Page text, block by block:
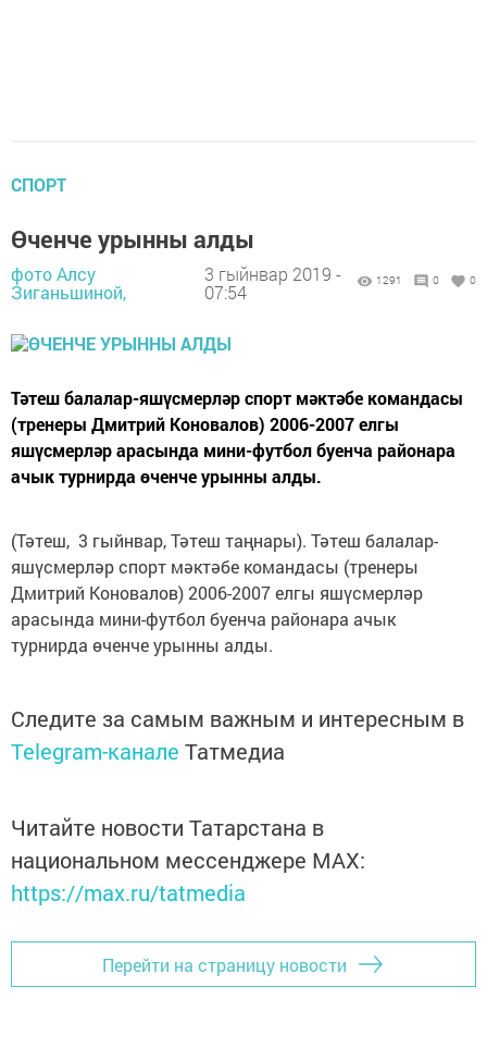
СПОРТ
Өченче урынны алды
фото Алсу
Зиганьшиной,
3 гыйнвар 2019 -
07:54
1291 0 0
Тәтеш балалар-яшүсмерләр спорт мәктәбе командасы
(тренеры Дмитрий Коновалов) 2006-2007 елгы
яшүсмерләр арасында мини-футбол буенча районара
ачык турнирда өченче урынны алды.
(Тәтеш, 3 гыйнвар, Тәтеш таңнары). Тәтеш балалар-
яшүсмерләр спорт мәктәбе командасы (тренеры
Дмитрий Коновалов) 2006-2007 елгы яшүсмерләр
арасында мини-футбол буенча районара ачык
турнирда өченче урынны алды.
Следите за самым важным и интересным в
Telegram-канале Татмедиа
Читайте новости Татарстана в
национальном мессенджере MАХ:
https://max.ru/tatmedia
Перейти на страницу новости